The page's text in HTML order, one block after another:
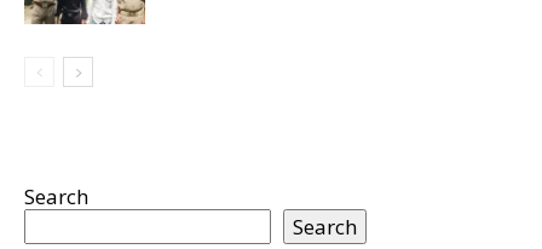
Search
Search